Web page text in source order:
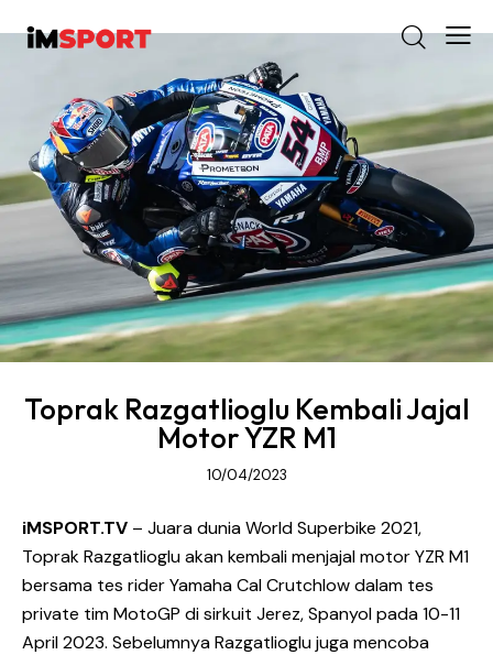
Toprak Razgatlioglu Kembali Jajal
Motor YZR M1
10/04/2023
iMSPORT.TV – Juara dunia World Superbike 2021,
Toprak Razgatlioglu akan kembali menjajal motor YZR M1
bersama tes rider Yamaha Cal Crutchlow dalam tes
private tim MotoGP di sirkuit Jerez, Spanyol pada 10-11
April 2023. Sebelumnya Razgatlioglu juga mencoba